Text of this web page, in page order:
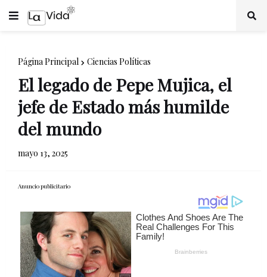
Página Principal Ciencias Políticas
El legado de Pepe Mujica, el
jefe de Estado más humilde
del mundo
mayo 13, 2025
Anuncio publicitario